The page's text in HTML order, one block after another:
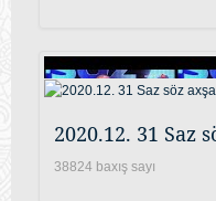
2020.12. 31 Saz
38824 baxış sayı